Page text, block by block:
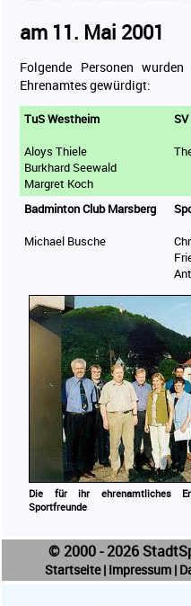
Vereine
Ergebnisse
Mitgliederbereich
am 11. Mai 2001
Folgende Personen
Ehrenamtes gewürdigt:
TuS Westheim
Aloys Thiele
Burkhard Seewald
Margret Koch
Badminton Club Marsberg
Michael Busche
Die für ihr ehrenamtliches
Sportfreunde
© 2000 - 2026
Startseite| Impressum |